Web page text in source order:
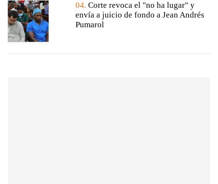
04. Corte revoca el "no ha lugar" y
envía a juicio de fondo a Jean Andrés
Pumarol